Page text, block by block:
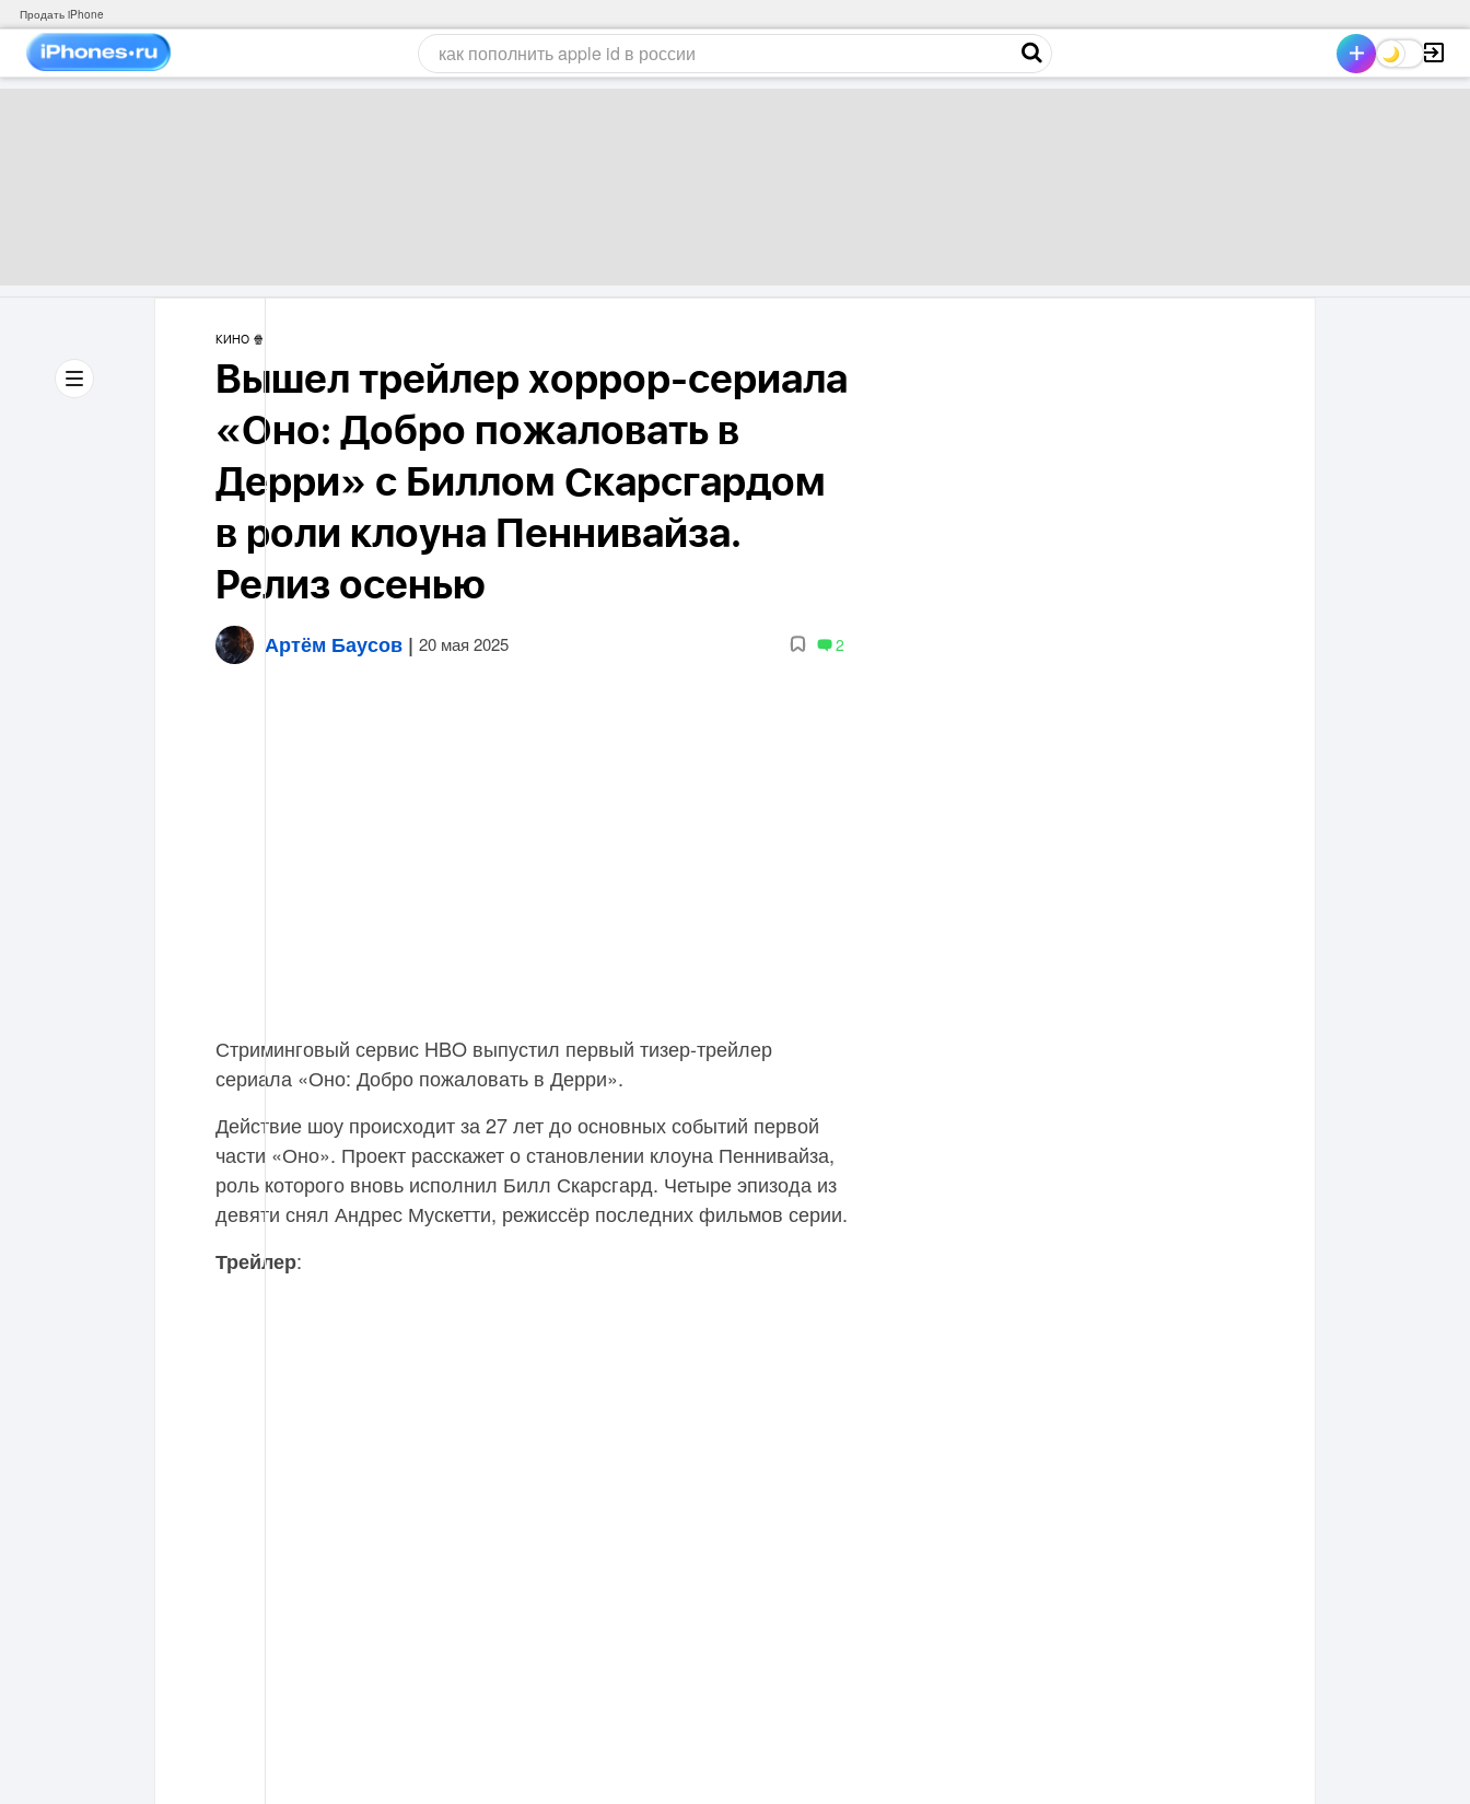
Продать iPhone
КИНО 🍿
Вышел трейлер хоррор-сериала
«Оно: Добро пожаловать в
Дерри» с Биллом Скарсгардом
в роли клоуна Пеннивайза.
Релиз осенью
Артём Баусов | 20 мая 2025 2
Стриминговый сервис HBO выпустил первый тизер-трейлер
сериала «Оно: Добро пожаловать в Дерри».
Действие шоу происходит за 27 лет до основных событий первой
части «Оно». Проект расскажет о становлении клоуна Пеннивайза,
роль которого вновь исполнил Билл Скарсгард. Четыре эпизода из
девяти снял Андрес Мускетти, режиссёр последних фильмов серии.
Трейлер: